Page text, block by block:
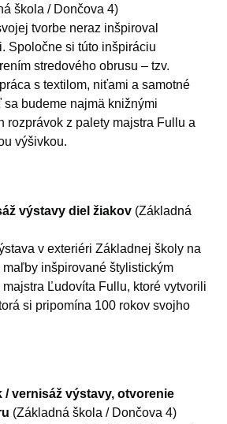
škola / Dončova 4)
tvorbe neraz inšpiroval
Spoločne si túto inšpiráciu
stredového obrusu – tzv.
s textilom, niťami a samotné
budeme najmä knižnými
rozprávok z palety majstra Fullu a
výšivkou.
výstavy diel žiakov (Základná
v exteriéri Základnej školy na
inšpirované štylistickým
Ľudovíta Fullu, ktoré vytvorili
si pripomína 100 rokov svojho
/ vernisáž výstavy, otvorenie
(Základná škola / Dončova 4)